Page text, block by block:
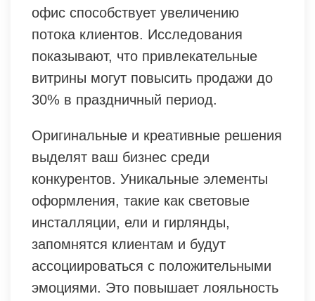
офис способствует увеличению
потока клиентов. Исследования
показывают, что привлекательные
витрины могут повысить продажи до
30% в праздничный период.
Оригинальные и креативные решения
выделят ваш бизнес среди
конкурентов. Уникальные элементы
оформления, такие как световые
инсталляции, ели и гирлянды,
запомнятся клиентам и будут
ассоциироваться с положительными
эмоциями. Это повышает лояльность